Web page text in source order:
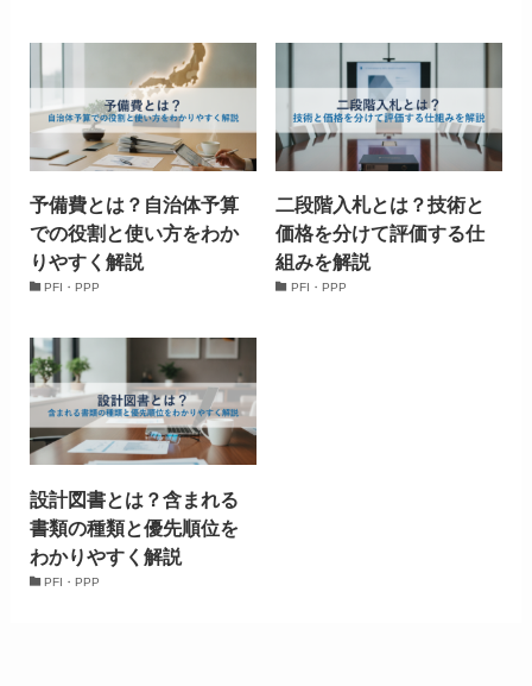
予備費とは？自治体予算
での役割と使い方をわか
りやすく解説
PFI・PPP
二段階入札とは？技術と
価格を分けて評価する仕
組みを解説
PFI・PPP
設計図書とは？含まれる
書類の種類と優先順位を
わかりやすく解説
PFI・PPP